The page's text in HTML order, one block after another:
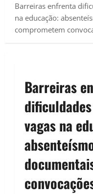
Barreiras enfrenta
na educação:
comprometem
Barreiras
vagas na